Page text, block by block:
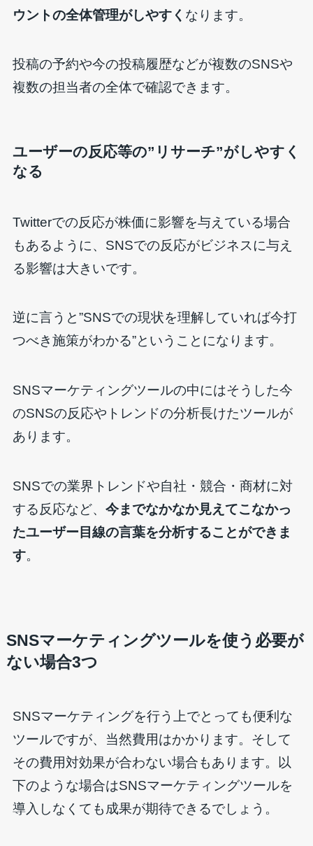
ウントの全体管理がしやすく なります。
投稿の予約や今の投稿履歴などが複数のSNSや
複数の担当者の全体で確認できます。
ユーザーの反応等の”リサーチ”がしやすく
なる
Twitterでの反応が株価に影響を与えている場合
もあるように、SNSでの反応がビジネスに与え
る影響は大きいです。
逆に言うと”SNSでの現状を理解していれば今打
つべき施策がわかる”ということになります。
SNSマーケティングツールの中にはそうした今
のSNSの反応やトレンドの分析長けたツールが
あります。
SNSでの業界トレンドや自社・競合・商材に対
する反応など、 今までなかなか見えてこなかっ
たユーザー目線の言葉を分析することができま
す。
SNSマーケティングツールを使う必要が
ない場合3つ
SNSマーケティングを行う上でとっても便利な
ツールですが、当然費用はかかります。そして
その費用対効果が合わない場合もあります。以
下のような場合はSNSマーケティングツールを
導入しなくても成果が期待できるでしょう。